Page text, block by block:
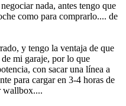
nada, antes tengo que
como para comprarlo.... de
y tengo la ventaja de que
mi garaje, por lo que
con sacar una línea a
para cargar en 3-4 horas de
wallbox....